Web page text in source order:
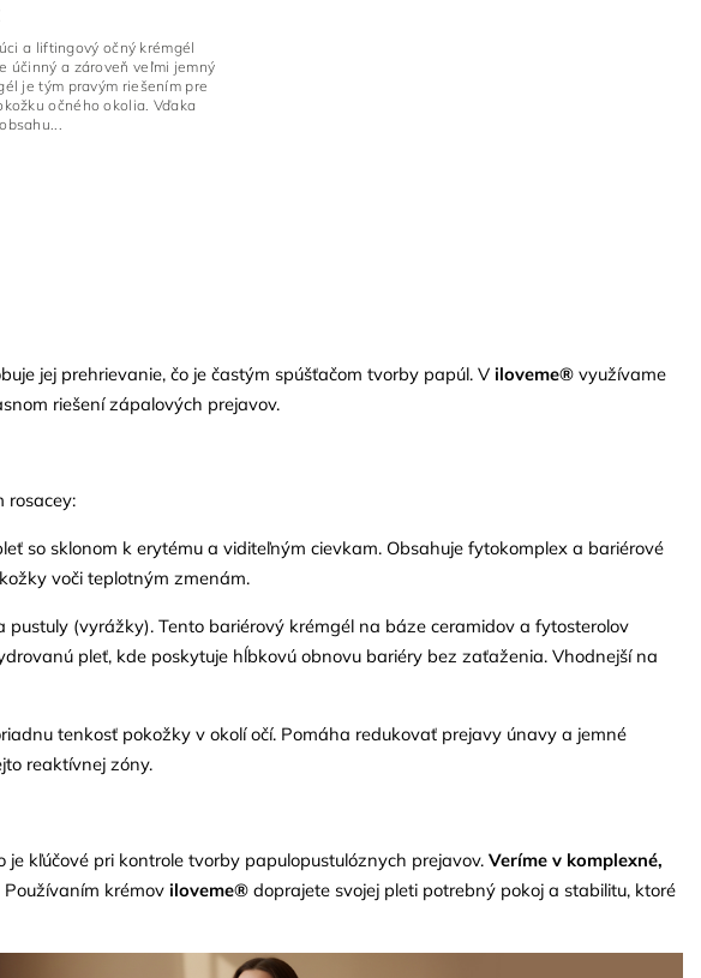
a liftingový očný krémgél
účinný a zároveň veľmi jemný
je tým pravým riešením pre
očného okolia. Vďaka
jej prehrievanie, čo je častým spúšťačom tvorby papúl. V iloveme® využívame
riešení zápalových prejavov.
rosacey:
so sklonom k erytému a viditeľným cievkam. Obsahuje fytokomplex a bariérové
voči teplotným zmenám.
(vyrážky). Tento bariérový krémgél na báze ceramidov a fytosterolov
pleť, kde poskytuje hĺbkovú obnovu bariéry bez zaťaženia. Vhodnejší na
tenkosť pokožky v okolí očí. Pomáha redukovať prejavy únavy a jemné
reaktívnej zóny.
kľúčové pri kontrole tvorby papulopustulóznych prejavov. Veríme v komplexné,
Používaním krémov iloveme® doprajete svojej pleti potrebný pokoj a stabilitu, ktoré